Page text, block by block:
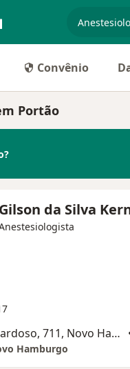
Convênio
Portão
Gilson da Silva
Av. Dr. Maurício Cardoso, 711, Novo Hamburgo
Hamburgo